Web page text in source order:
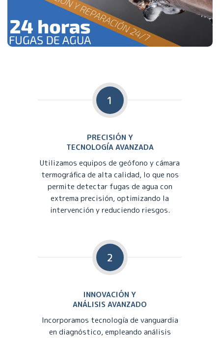
1
PRECISIÓN Y
TECNOLOGÍA AVANZADA
Utilizamos equipos de geófono y cámara
termográfica de alta calidad, lo que nos
permite detectar fugas de agua con
extrema precisión, optimizando la
intervención y reduciendo riesgos.
2
INNOVACIÓN Y
ANÁLISIS AVANZADO
Incorporamos tecnología de vanguardia
en diagnóstico, empleando análisis